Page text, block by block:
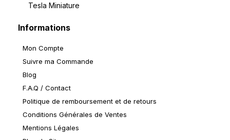
Tesla Miniature
Informations
Mon Compte
Suivre ma Commande
Blog
F.A.Q / Contact
Politique de remboursement et de retours
Conditions Générales de Ventes
Mentions Légales